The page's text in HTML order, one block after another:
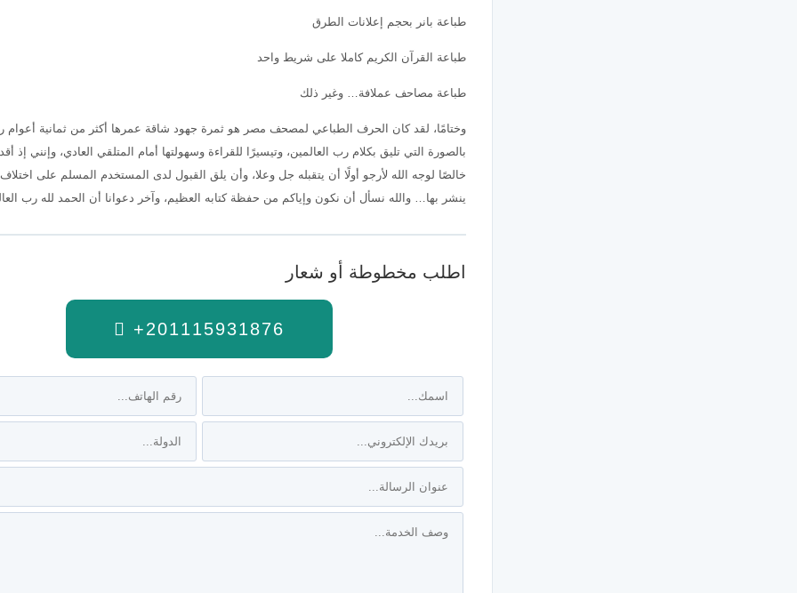
طباعة بانر بحجم إعلانات الطرق
طباعة القرآن الكريم كاملا على شريط واحد
طباعة مصاحف عملافة… وغير ذلك
وختامًا، لقد كان الحرف الطباعي لمصحف مصر هو ثمرة جهود شاقة عمرها أكثر من ثمانية أعوام
بالصورة التي تليق بكلام رب العالمين، وتيسيرًا للقراءة وسهولتها أمام المتلقي العادي، وإنني إذ
خالصًا لوجه الله لأرجو أولًا أن يتقبله جل وعلا، وأن يلق القبول لدى المستخدم المسلم على
ينشر بها… والله نسأل أن نكون وإياكم من حفظة كتابه العظيم، وآخر دعوانا أن الحمد لله رب
اطلب مخطوطة أو شعار
+201115931876